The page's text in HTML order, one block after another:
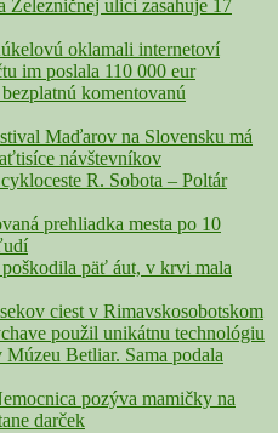
ulici zasahuje 17
oklamali internetoví
im poslala 110 000 eur
komentovanú
Maďarov na Slovensku má
návštevníkov
R. Sobota – Poltár
prehliadka mesta po 10
päť áut, v krvi mala
ciest v Rimavskosobotskom
použil unikátnu technológiu
Betliar. Sama podala
pozýva mamičky na
darček